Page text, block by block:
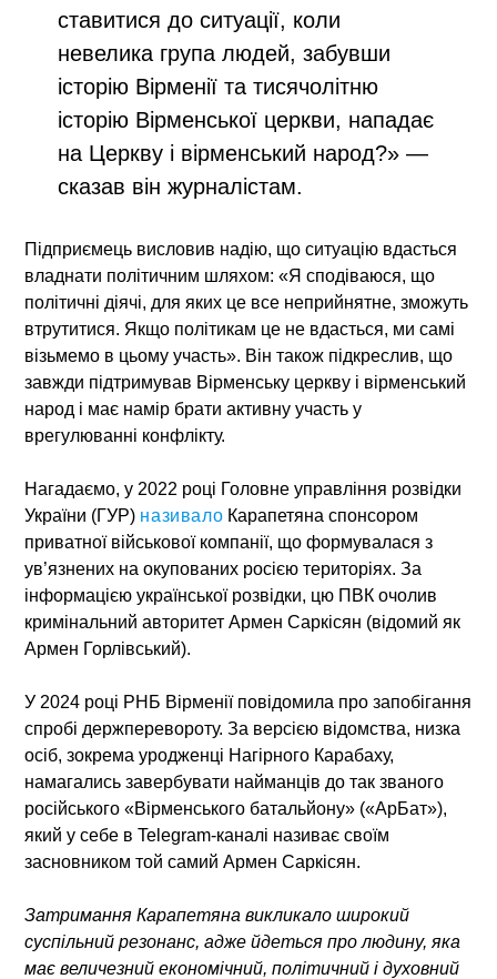
ставитися до ситуації, коли
невелика група людей, забувши
історію Вірменії та тисячолітню
історію Вірменської церкви, нападає
на Церкву і вірменський народ?» —
сказав він журналістам.
Підприємець висловив надію, що ситуацію вдасться
владнати політичним шляхом: «Я сподіваюся, що
політичні діячі, для яких це все неприйнятне, зможуть
втрутитися. Якщо політикам це не вдасться, ми самі
візьмемо в цьому участь». Він також підкреслив, що
завжди підтримував Вірменську церкву і вірменський
народ і має намір брати активну участь у
врегулюванні конфлікту.
Нагадаємо, у 2022 році Головне управління розвідки
України (ГУР) називало Карапетяна спонсором
приватної військової компанії, що формувалася з
ув’язнених на окупованих росією територіях. За
інформацією української розвідки, цю ПВК очолив
кримінальний авторитет Армен Саркісян (відомий як
Армен Горлівський).
У 2024 році РНБ Вірменії повідомила про запобігання
спробі держперевороту. За версією відомства, низка
осіб, зокрема уродженці Нагірного Карабаху,
намагались завербувати найманців до так званого
російського «Вірменського батальйону» («АрБат»),
який у себе в Telegram-каналі називає своїм
засновником той самий Армен Саркісян.
Затримання Карапетяна викликало широкий
суспільний резонанс, адже йдеться про людину, яка
має величезний економічний, політичний і духовний